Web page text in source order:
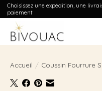
Choisissez une expédition, une
paiement
Accueil / Coussin Fourrure